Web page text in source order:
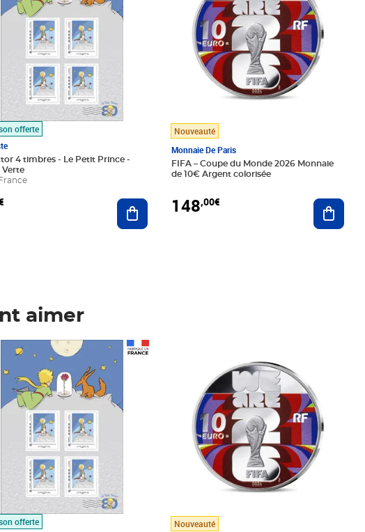
offerte
4 timbres - Le Petit Prince -
Verte
Ajouter au panier
Nouveauté
Monnaie De Paris
FIFA – Coupe du Monde 2026 Monnaie
de 10€ Argent colorisée
148,00€
aimer
offerte
Nouveauté